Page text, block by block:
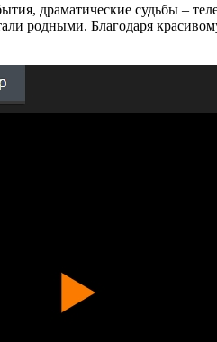
драматические судьбы –
родными. Благодаря